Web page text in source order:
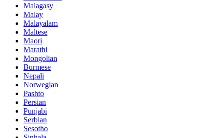
Malagasy
Malay
Malayalam
Maltese
Maori
Marathi
Mongolian
Burmese
Nepali
Norwegian
Pashto
Persian
Punjabi
Serbian
Sesotho